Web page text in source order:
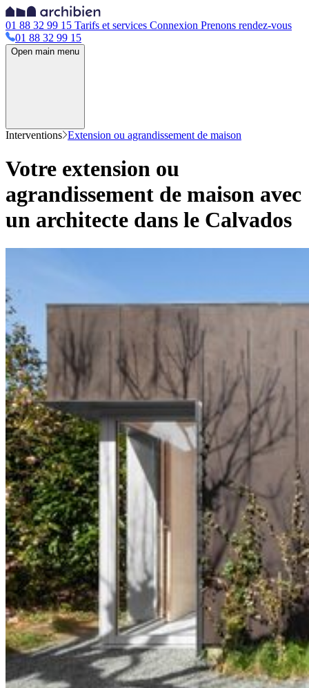
01 88 32 99 15 Tarifs et services Connexion Prenons rendez-vous
01 88 32 99 15
Open main menu
Interventions Extension ou agrandissement de maison
Votre extension ou
agrandissement de maison avec
un architecte dans le Calvados